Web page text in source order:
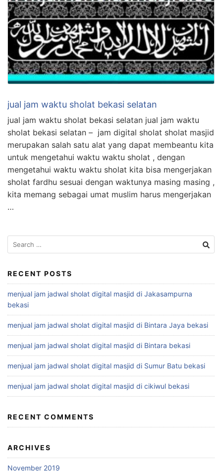
jual jam waktu sholat bekasi selatan
jual jam waktu sholat bekasi selatan jual jam waktu
sholat bekasi selatan – jam digital sholat sholat masjid
merupakan salah satu alat yang dapat membeantu kita
untuk mengetahui waktu waktu sholat , dengan
mengetahui waktu waktu sholat kita bisa mengerjakan
sholat fardhu sesuai dengan waktunya masing masing ,
kita memang sebagai umat muslim harus mengerjakan
…
Search
for:
RECENT POSTS
menjual jam jadwal sholat digital masjid di Jakasampurna
bekasi
menjual jam jadwal sholat digital masjid di Bintara Jaya bekasi
menjual jam jadwal sholat digital masjid di Bintara bekasi
menjual jam jadwal sholat digital masjid di Sumur Batu bekasi
menjual jam jadwal sholat digital masjid di cikiwul bekasi
RECENT COMMENTS
ARCHIVES
November 2019